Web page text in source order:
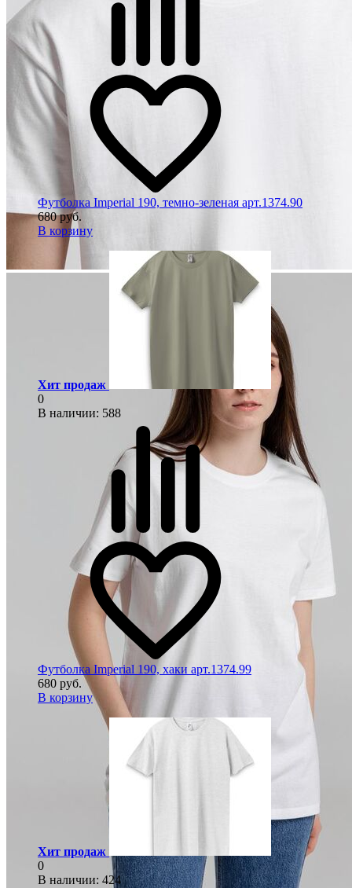
Футболка Imperial 190, темно-зеленая арт.1374.90
680 руб.
В корзину
Хит продаж
0
В наличии: 588
Футболка Imperial 190, хаки арт.1374.99
680 руб.
В корзину
Хит продаж
0
В наличии: 424